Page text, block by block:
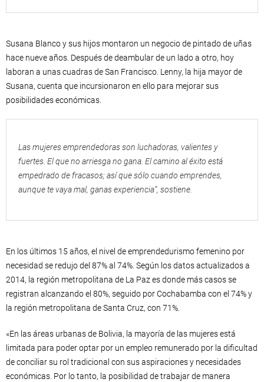
Susana Blanco y sus hijos montaron un negocio de pintado de uñas
hace nueve años. Después de deambular de un lado a otro, hoy
laboran a unas cuadras de San Francisco. Lenny, la hija mayor de
Susana, cuenta que incursionaron en ello para mejorar sus
posibilidades económicas.
Las mujeres emprendedoras son luchadoras, valientes y
fuertes. El que no arriesga no gana. El camino al éxito está
empedrado de fracasos; así que sólo cuando emprendes,
aunque te vaya mal, ganas experiencia”, sostiene.
En los últimos 15 años, el nivel de emprendedurismo femenino por
necesidad se redujo del 87% al 74%. Según los datos actualizados a
2014, la región metropolitana de La Paz es donde más casos se
registran alcanzando el 80%, seguido por Cochabamba con el 74% y
la región metropolitana de Santa Cruz, con 71%.
«En las áreas urbanas de Bolivia, la mayoría de las mujeres está
limitada para poder optar por un empleo remunerado por la dificultad
de conciliar su rol tradicional con sus aspiraciones y necesidades
económicas. Por lo tanto, la posibilidad de trabajar de manera